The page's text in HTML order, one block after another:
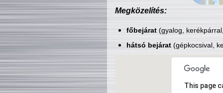
Megközelítés:
főbejárat(gyalog,
hátsó bejárat(gépkocsival,
This page